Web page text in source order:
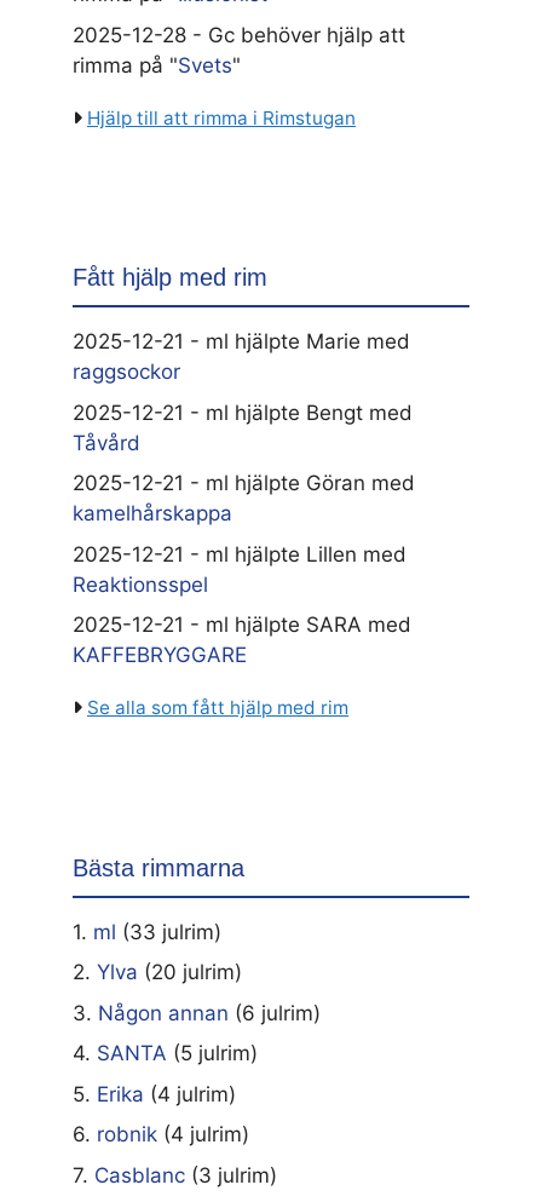
2025-12-28 - Gc behöver hjälp att
rimma på "Svets"
Hjälp till att rimma i Rimstugan
Fått hjälp med rim
2025-12-21 - ml hjälpte Marie med
raggsockor
2025-12-21 - ml hjälpte Bengt med
Tåvård
2025-12-21 - ml hjälpte Göran med
kamelhårskappa
2025-12-21 - ml hjälpte Lillen med
Reaktionsspel
2025-12-21 - ml hjälpte SARA med
KAFFEBRYGGARE
Se alla som fått hjälp med rim
Bästa rimmarna
1. ml (33 julrim)
2. Ylva (20 julrim)
3. Någon annan (6 julrim)
4. SANTA (5 julrim)
5. Erika (4 julrim)
6. robnik (4 julrim)
7. Casblanc (3 julrim)